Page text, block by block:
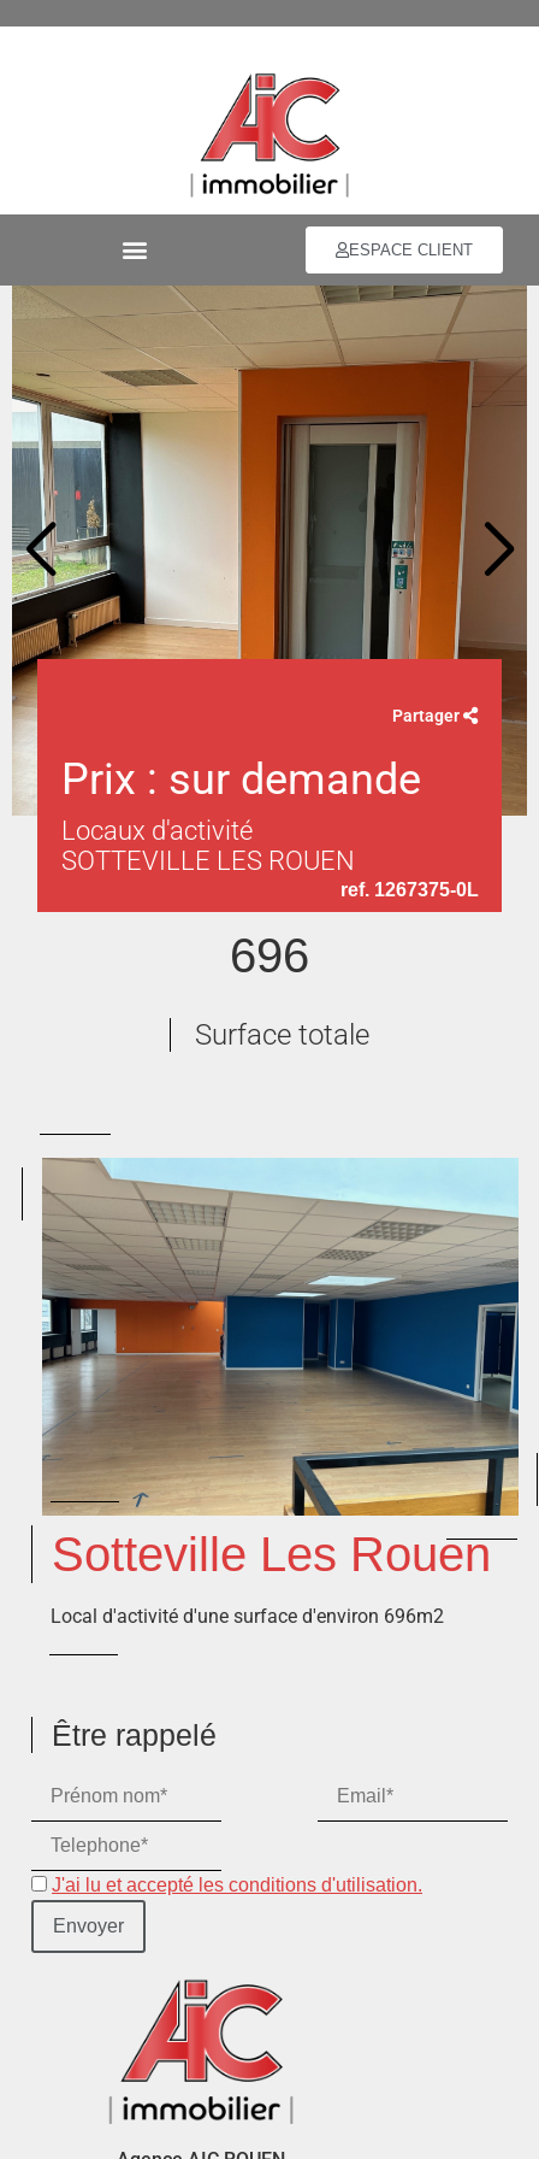
ESPACE CLIENT
Partager
Prix : sur demande
Locaux d'activité
SOTTEVILLE LES ROUEN
ref. 1267375-0L
696
Surface totale
Sotteville Les Rouen
Local d'activité d'une surface d'environ 696m2
Être rappelé
J'ai lu et accepté les conditions d'utilisation.